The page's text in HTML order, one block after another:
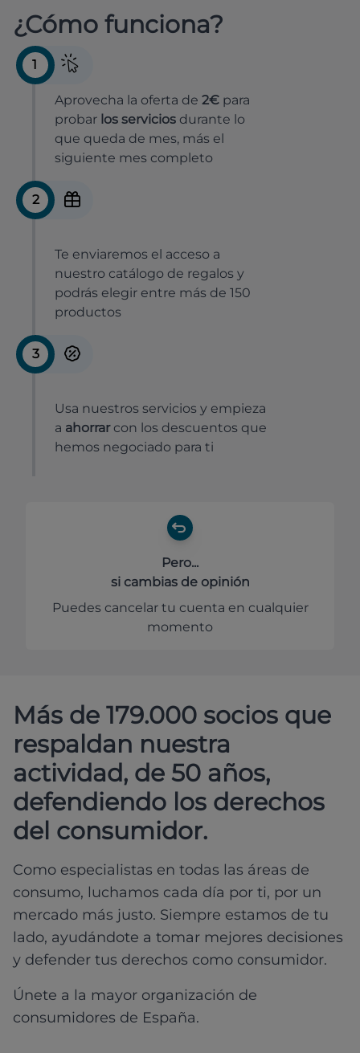
¿Cómo funciona?
1
Aprovecha la oferta de 2€ para
probar los servicios durante lo
que queda de mes, más el
siguiente mes completo
2
Te enviaremos el acceso a
nuestro catálogo de regalos y
podrás elegir entre más de 150
productos
3
Usa nuestros servicios y empieza
a ahorrar con los descuentos que
hemos negociado para ti
Pero...
si cambias de opinión
Puedes cancelar tu cuenta en cualquier
momento
Más de 179.000 socios que
respaldan nuestra
actividad, de 50 años,
defendiendo los derechos
del consumidor.
Como especialistas en todas las áreas de
consumo, luchamos cada día por ti, por un
mercado más justo. Siempre estamos de tu
lado, ayudándote a tomar mejores decisiones
y defender tus derechos como consumidor.
Únete a la mayor organización de
consumidores de España.